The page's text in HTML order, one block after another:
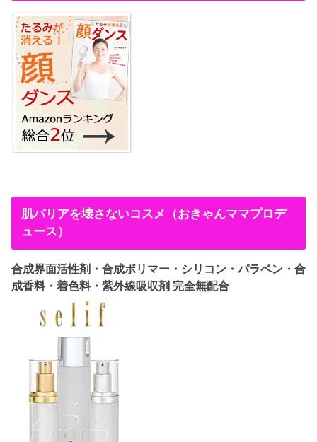
肌バリアを壊さないコスメ（おきゃんママプロデ
ュース）
合成界面活性剤・合成ポリマー・シリコン・パラベン・合
成香料・着色料・紫外線吸収剤 完全無配合